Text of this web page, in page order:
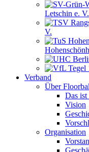
Letschin e. V.
V.
Verband
Über
Das
Vision
Organisation